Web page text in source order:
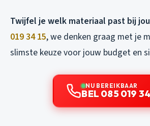
Twijfel je welk materiaal past bij
019 34 15, we denken graag met je
slimste keuze voor jouw budget en
NU BEREIKBAAR
BEL 085 019